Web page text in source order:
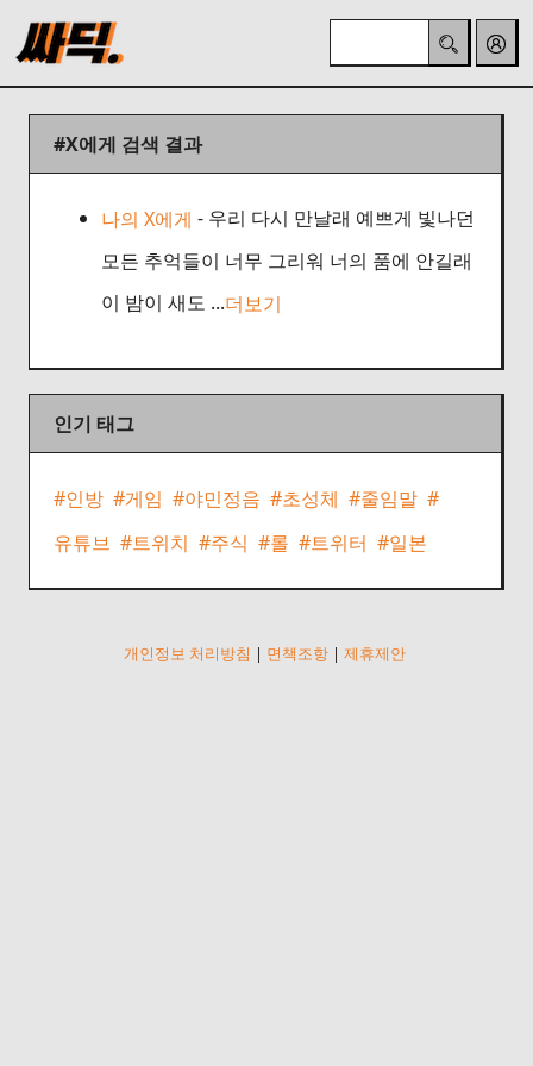
#X에게 검색 결과
나의 X에게 - 우리 다시 만날래 예쁘게 빛나던
모든 추억들이 너무 그리워 너의 품에 안길래
이 밤이 새도 ...더보기
인기 태그
#인방 #게임 #야민정음 #초성체 #줄임말 #
유튜브 #트위치 #주식 #롤 #트위터 #일본
개인정보 처리방침 | 면책조항 | 제휴제안